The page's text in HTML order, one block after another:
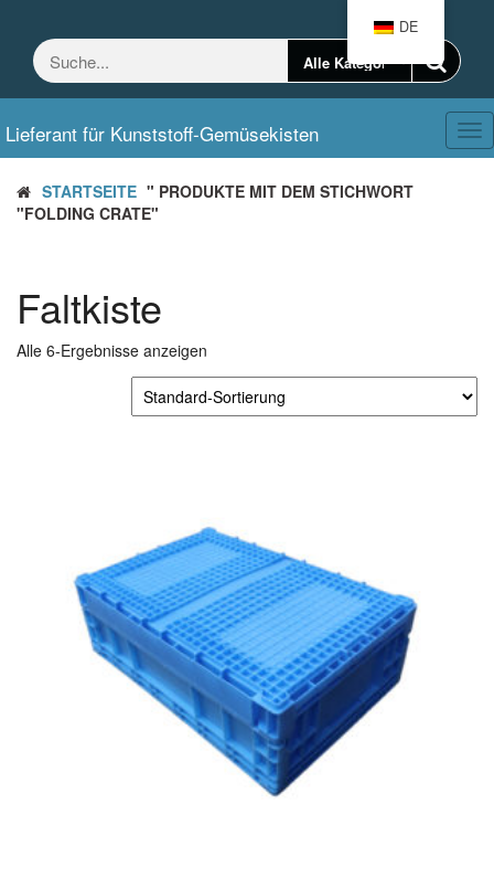
springen
Lieferant für Kunststoff-Gemüsekisten
STARTSEITE " PRODUKTE MIT DEM STICHWORT
"FOLDING CRATE"
Faltkiste
Alle 6-Ergebnisse anzeigen
DE